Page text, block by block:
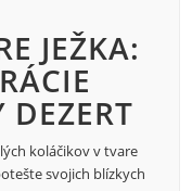
JEŽKA:
DEZERT
koláčikov v tvare
svojich blízkych